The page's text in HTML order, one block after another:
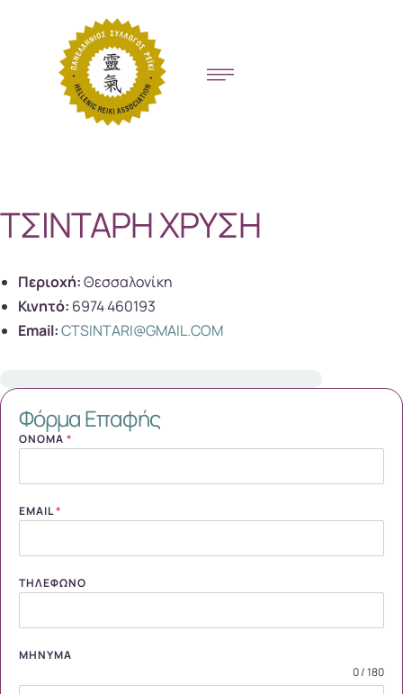
ΤΣΙΝΤΑΡΗ ΧΡΥΣΗ
Περιοχή:Θεσσαλονίκη
Κινητό: 6974 460193
Email:CTSINTARI@GMAIL.COM
Φόρμα Επαφής
ΌΝΟΜΑ *
EMAIL*
ΤΗΛΈΦΩΝΟ
ΜΉΝΥΜΑ
0 / 180